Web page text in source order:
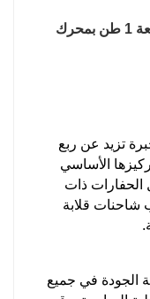
وتتمتع بخبرة تزيد عن ربع
الأساسي
الحفارات ذات
شاحنات قلابة
الجودة في جميع